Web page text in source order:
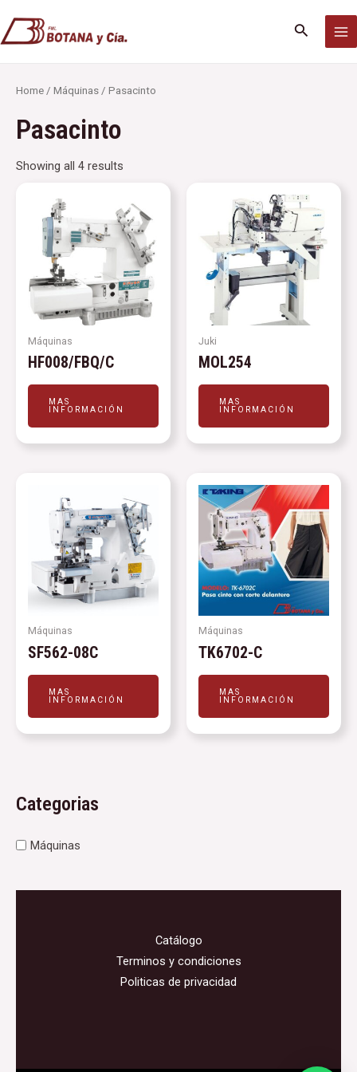
al
contenido
Buscar
Categorias
Máquinas
Home / Máquinas / Pasacinto
Pasacinto
Showing all 4 results
Máquinas
HF008/FBQ/C
MAS
INFORMACIÓN
Juki
MOL254
MAS
INFORMACIÓN
Máquinas
SF562-08C
MAS
INFORMACIÓN
Máquinas
TK6702-C
MAS
INFORMACIÓN
Catálogo
Terminos y condiciones
Politicas de privacidad